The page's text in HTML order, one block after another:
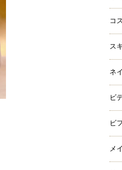
コ
ス
ネ
ビ
ビ
メ